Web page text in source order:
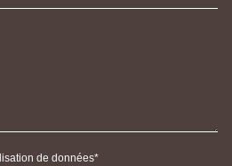
de données